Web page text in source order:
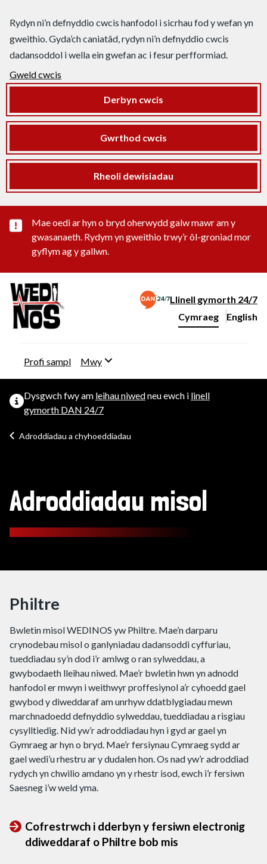
Rydyn ni’n defnyddio cwcis hanfodol i sicrhau fod y wefan yn
gweithio. Gyda’ch caniatâd, rydyn ni’n defnyddio cwcis
dadansoddol i wella ein gwefan ac i fesur perfformiad.
Gweld cwcis
Derbyn cwcis
Gwrthod cwcis
Rheoli dewisiadau
Rhybudd sylwedd pwysig
Mae oedi ar hyn o bryd oherwydd galw mawr am y
gwasanaeth. Rydym yn gweithio trwy’r ôl-groniad mor
gyflym ag y gallwn.
Llinell gymorth 24/7
Newid iaith y wefan
Cymraeg English
–
Profi sampl Mwy
Dysgwch fwy am leihau niwedneu ewch i linell
gymorth DAN 24/7
Adroddiadau a chyhoeddiadau
Adroddiadau misol
Philtre
Bwletin misol WEDINOS yw Philtre. Mae’n darparu
crynodebau misol o ganlyniadau dadansoddi cyffuriau,
tueddiadau sy’n dod i’r amlwg o ran sylweddau, a
gwybodaeth lleihau niwed. Mae’r bwletin hwn yn adnodd
hanfodol er mwyn i weithwyr proffesiynol a’r cyhoedd gael
gwybod y diweddaraf am unrhyw ddatblygiadau mewn
marchnadoedd defnyddio sylweddau, tueddiadau a risgiau
cysylltiedig. Nid yw’r adroddiadau hyn i gyd ar gael yn
Gymraeg ar hyn o bryd. Mae’r fersiynau Cymraeg sydd ar
gael wedi’u rhestru ar y dudalen hon. Os nad yw’r adroddiad
rydych yn chwilio amdano yn y rhestr isod, ewch i’r fersiwn
Saesneg i’w weld yma.
Cofrestrwch i dderbyn y fersiwn electronig
ddiweddaraf o Philtre bob mis